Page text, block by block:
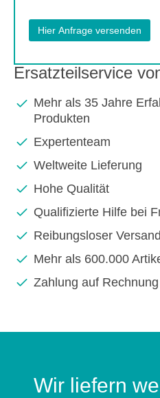
Ersatzteilservice
Mehr als 35 Jahre
Produkten
Expertenteam
Weltweite Lieferung
Hohe Qualität
Qualifizierte Hilfe bei
Reibungsloser Versand
Mehr als 600.000
Zahlung auf Rechnung
Wir liefern